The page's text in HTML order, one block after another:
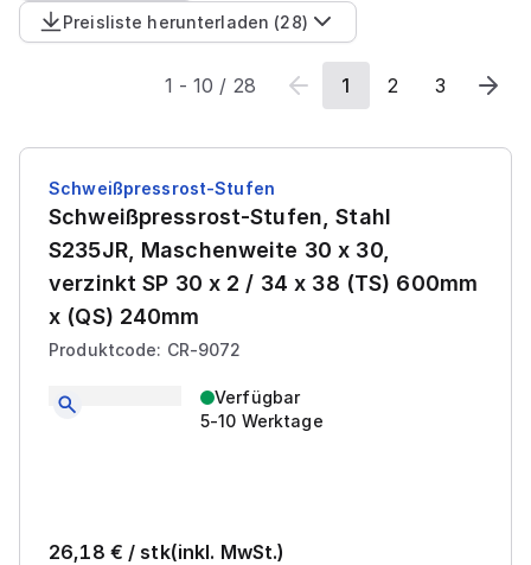
Preisliste herunterladen (28)
1 -10 / 28 1 2 3
Schweißpressrost-Stufen
Schweißpressrost-Stufen, Stahl
S235JR, Maschenweite 30 x 30,
verzinkt SP 30 x 2 / 34 x 38 (TS) 600mm
x (QS) 240mm
Produktcode: CR-9072
Verfügbar
5-10 Werktage
26,18 € / stk(inkl. MwSt.)